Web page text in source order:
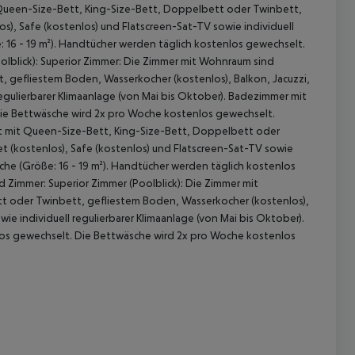
Size-Bett, King-Size-Bett, Doppelbett oder Twinbett,
Safe (kostenlos) und Flatscreen-Sat-TV sowie individuell
- 19 m²). Handtücher werden täglich kostenlos gewechselt.
Superior Zimmer: Die Zimmer mit Wohnraum sind
Boden, Wasserkocher (kostenlos), Balkon, Jacuzzi,
Klimaanlage (von Mai bis Oktober). Badezimmer mit
Bettwäsche wird 2x pro Woche kostenlos gewechselt.
mit Queen-Size-Bett, King-Size-Bett, Doppelbett oder
Safe (kostenlos) und Flatscreen-Sat-TV sowie
(Größe: 16 - 19 m²). Handtücher werden täglich kostenlos
Superior Zimmer (Poolblick): Die Zimmer mit
Twinbett, gefliestem Boden, Wasserkocher (kostenlos),
individuell regulierbarer Klimaanlage (von Mai bis Oktober).
gewechselt. Die Bettwäsche wird 2x pro Woche kostenlos